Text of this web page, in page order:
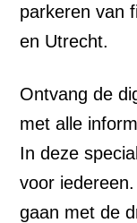
parkeren van
en Utrecht.
Ontvang de
met alle
In deze
voor
gaan met de